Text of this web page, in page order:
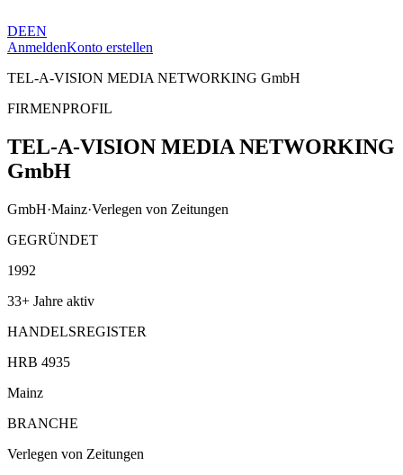
DEEN
AnmeldenKonto erstellen
TEL-A-VISION MEDIA NETWORKING GmbH
FIRMENPROFIL
TEL-A-VISION MEDIA NETWORKING
GmbH
GmbH·Mainz·Verlegen von Zeitungen
GEGRÜNDET
1992
33+ Jahre aktiv
HANDELSREGISTER
HRB 4935
Mainz
BRANCHE
Verlegen von Zeitungen